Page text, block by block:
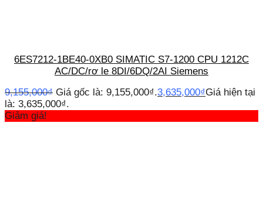
6ES7212-1BE40-0XB0 SIMATIC S7-1200 CPU 1212C
AC/DC/rơ le 8DI/6DQ/2AI Siemens
9,155,000₫ Giá gốc là: 9,155,000₫.3,635,000₫Giá hiện tại
là: 3,635,000₫.
Giảm giá!